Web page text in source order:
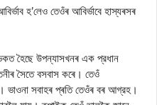
হ’লেও তেওঁৰ আবির্ভাবে হাস্যৰসৰ
হৈছে উপন্যাসখনৰ এক প্রধান
সৈতে বসবাস কৰে। তেওঁ
ভাওনা সবাহৰ প্ৰতি তেওঁৰ বৰ আগ্রহ।